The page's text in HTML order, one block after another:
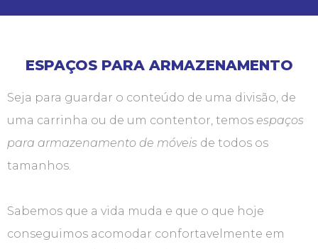
ESPAÇOS PARA ARMAZENAMENTO
Seja para guardar o conteúdo de uma divisão, de
uma carrinha ou de um contentor, temos espaços
para armazenamento de móveis de todos os
tamanhos.
Sabemos que a vida muda e que o que hoje
conseguimos acomodar confortavelmente em